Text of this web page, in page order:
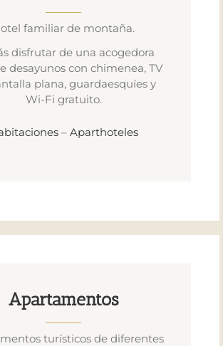
familiar de montaña.
disfrutar de una acogedora
desayunos con chimenea, TV
plana, guardaesquíes y
Wi-Fi gratuito.
– Aparthoteles
Apartamentos
turísticos de diferentes